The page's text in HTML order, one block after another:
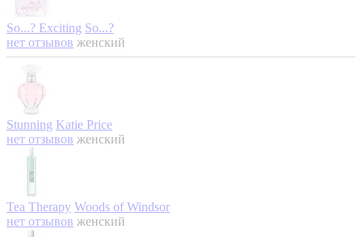
So...? Exciting So...?
нет отзывов женский
Stunning Katie Price
нет отзывов женский
Tea Therapy Woods of Windsor
нет отзывов женский